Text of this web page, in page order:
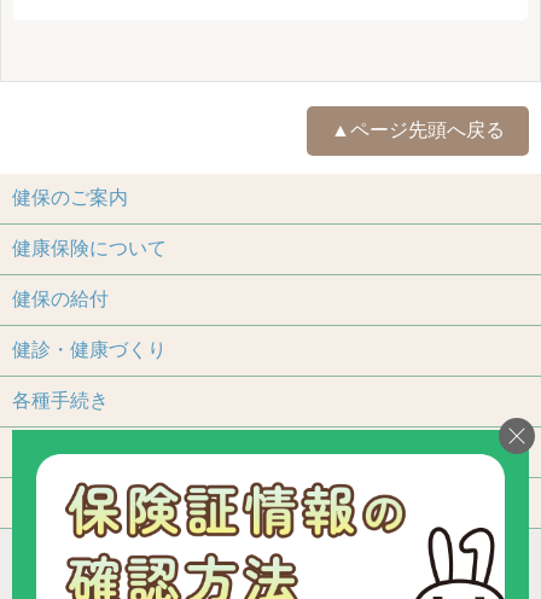
▲ページ先頭へ戻る
健保のご案内
健康保険について
健保の給付
健診・健康づくり
各種手続き
保養施設
よくあるご質問
アクセス
個人情報保護について
加入事業所一覧
リンク 組合カレンダー